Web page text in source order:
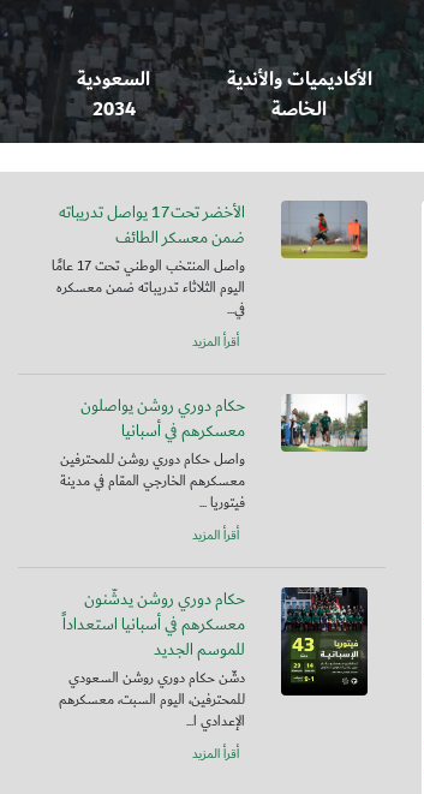
الأكاديميات والأندية
الخاصة
السعودية
2034
الأخضر تحت17 يواصل تدريباته
ضمن معسكر الطائف
واصل المنتخب الوطني تحت 17 عامًا
اليوم الثلاثاء تدريباته ضمن معسكره
في...
أقرأ المزيد
حكام دوري روشن يواصلون
معسكرهم في أسبانيا
واصل حكام دوري روشن للمحترفين
معسكرهم الخارجي المقام في مدينة
فيتوريا ...
أقرأ المزيد
حكام دوري روشن يدشّنون
معسكرهم في أسبانيا استعداداً
للموسم الجديد
دشّن حكام دوري روشن السعودي
للمحترفين، اليوم السبت، معسكرهم
الإعدادي ا...
أقرأ المزيد